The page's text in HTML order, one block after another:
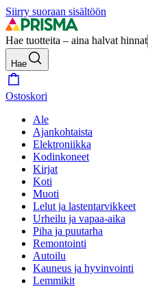
Siirry suoraan sisältöön
Hae tuotteita – aina halvat hinnat
Hae
Ostoskori
Ale
Ajankohtaista
Elektroniikka
Kodinkoneet
Kirjat
Koti
Muoti
Lelut ja lastentarvikkeet
Urheilu ja vapaa-aika
Piha ja puutarha
Remontointi
Autoilu
Kauneus ja hyvinvointi
Lemmikit